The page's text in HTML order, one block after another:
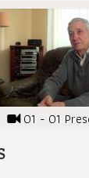
01 - 01